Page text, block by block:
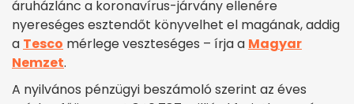
áruházlánc a koronavírus-járvány ellenére
nyereséges esztendőt könyvelhet el magának, addig
a Tesco mérlege veszteséges – írja a Magyar
Nemzet.
A nyilvános pénzügyi beszámoló szerint az éves